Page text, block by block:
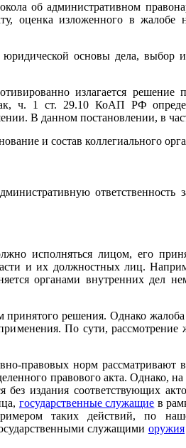
об административном
оценка изложенного в жалобе
юридической основы дела, выбор и
излагается решение
ч. 1 ст. 29.10 КоАП РФ
В данном постановлении, в
и состав коллегиального
ответственность
исполняться лицом, его
и их должностных лиц.
органами внутренних дел
решения. Однако жалоба
По сути,
правовых норм рассматривают
правового акта. Однако,
издания соответствующих
государственные служащие в
таких действий, по
служащими оружия